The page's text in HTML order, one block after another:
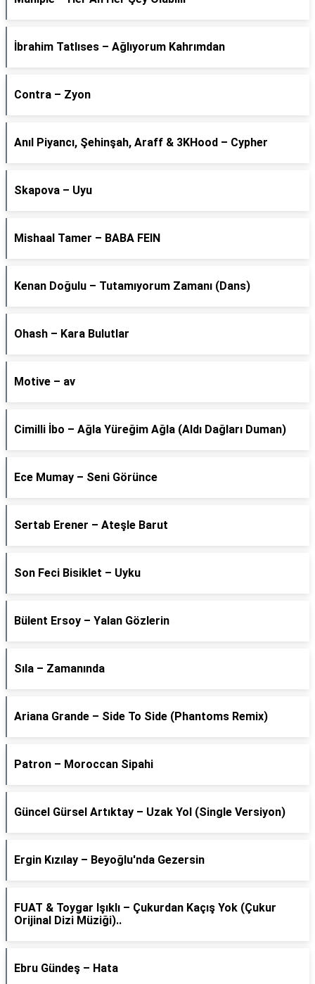
İbrahim Tatlıses – Ağlıyorum Kahrımdan
Contra – Zyon
Anıl Piyancı, Şehinşah, Araff & 3KHood – Cypher
Skapova – Uyu
Mishaal Tamer – BABA FEIN
Kenan Doğulu – Tutamıyorum Zamanı (Dans)
Ohash – Kara Bulutlar
Motive – av
Cimilli İbo – Ağla Yüreğim Ağla (Aldı Dağları Duman)
Ece Mumay – Seni Görünce
Sertab Erener – Ateşle Barut
Son Feci Bisiklet – Uyku
Bülent Ersoy – Yalan Gözlerin
Sıla – Zamanında
Ariana Grande – Side To Side (Phantoms Remix)
Patron – Moroccan Sipahi
Güncel Gürsel Artıktay – Uzak Yol (Single Versiyon)
Ergin Kızılay – Beyoğlu'nda Gezersin
FUAT & Toygar Işıklı – Çukurdan Kaçış Yok (Çukur
Orijinal Dizi Müziği)..
Ebru Gündeş – Hata